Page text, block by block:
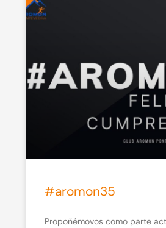
#aromon35
Propoñémovos como parte